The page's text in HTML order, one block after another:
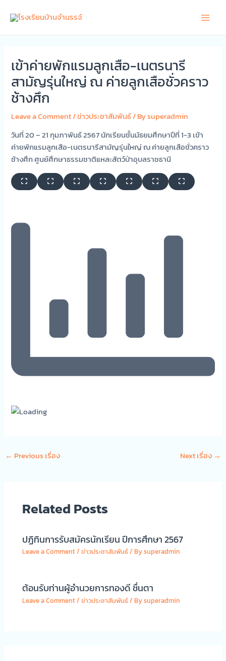
เข้าค่ายพักแรมลูกเสือ-เนตรนารี
สามัญรุ่นใหญ่ ณ ค่ายลูกเสือชั่วคราว
ช้างศึก
Leave a Comment/ข่าวประชาสัมพันธ์/ Bysuperadmin
วันที่ 20 – 21 กุมภาพันธ์ 2567 นักเรียนชั้นมัธยมศึกษาปีที่ 1-3 เข้า
ค่ายพักแรมลูกเสือ-เนตรนารีสามัญรุ่นใหญ่ ณ ค่ายลูกเสือชั่วคราว
ช้างศึก ศูนย์ศึกษาธรรมชาติแหละสัตว์ป่าอุบลราชธานี
← Previous เรื่อง Next เรื่อง →
Related Posts
ปฏิทินการรับสมัครนักเรียน ปีการศึกษา 2567
Leave a Comment/ข่าวประชาสัมพันธ์/ Bysuperadmin
ต้อนรับท่านผู้อำนวยการทองดี ชื่นตา
Leave a Comment/ข่าวประชาสัมพันธ์/ Bysuperadmin